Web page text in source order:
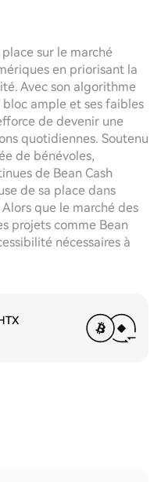
sur le marché
en priorisant la
Avec son algorithme
ample et ses faibles
de devenir une
quotidiennes. Soutenu
de bénévoles,
de Bean Cash
de sa place dans
que le marché des
projets comme Bean
nécessaires à